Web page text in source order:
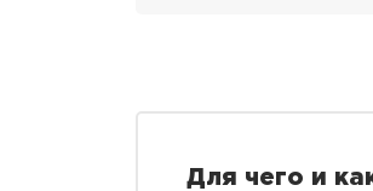
Для чего и